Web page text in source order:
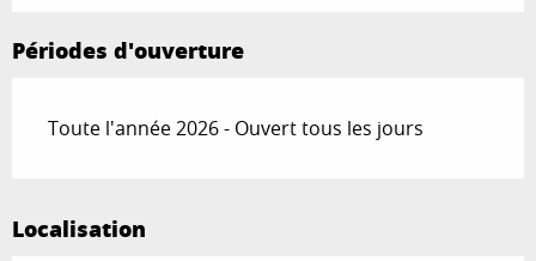
Périodes d'ouverture
Toute l'année 2026 - Ouvert tous les jours
Localisation